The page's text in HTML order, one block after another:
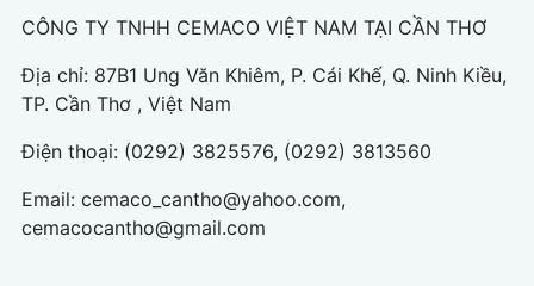
CÔNG TY TNHH CEMACO VIỆT NAM TẠI CẦN THƠ
Địa chỉ: 87B1 Ung Văn Khiêm, P. Cái Khế, Q. Ninh Kiều,
TP. Cần Thơ , Việt Nam
Điện thoại: (0292) 3825576, (0292) 3813560
Email: cemaco_cantho@yahoo.com,
cemacocantho@gmail.com